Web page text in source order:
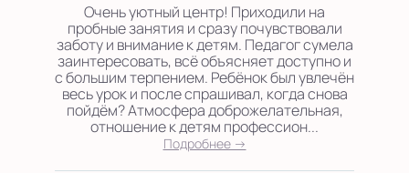
Очень уютный центр! Приходили на
пробные занятия и сразу почувствовали
заботу и внимание к детям. Педагог сумела
заинтересовать, всё объясняет доступно и
с большим терпением. Ребёнок был увлечён
весь урок и после спрашивал, когда снова
пойдём? Атмосфера доброжелательная,
отношение к детям профессион...
Подробнее →